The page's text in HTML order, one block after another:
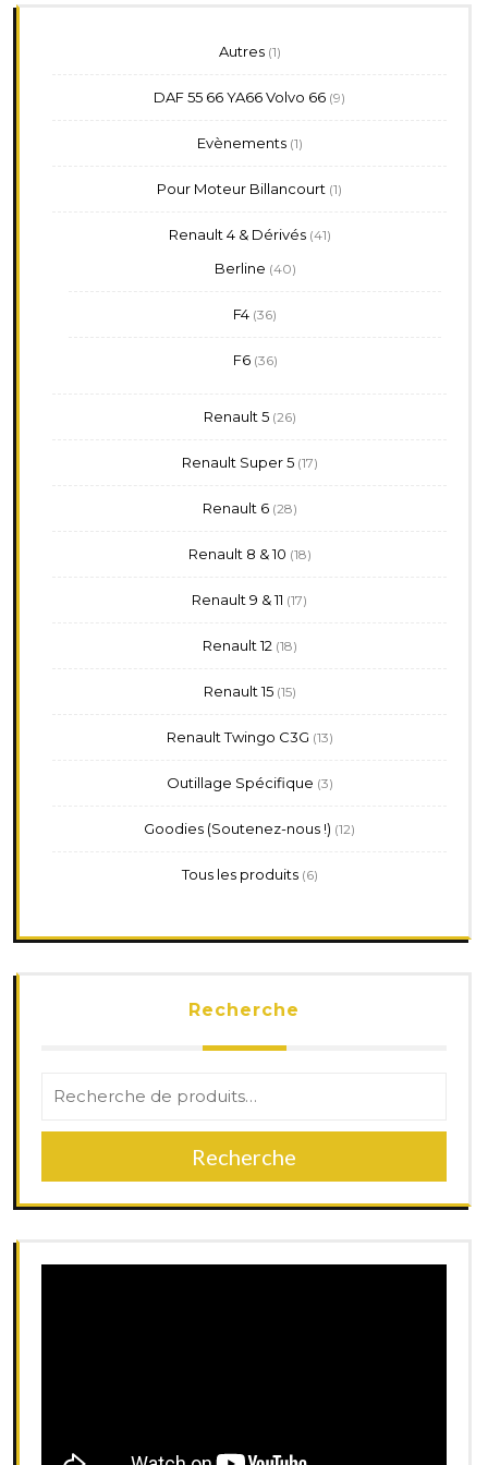
Autres 11
DAF 55 66 YA66 Volvo 66 99
Evènements 11
Pour Moteur Billancourt 11
Renault 4 & Dérivés 4141
Berline 4040
F4 3636
F6 3636
Renault 5 2626
Renault Super 5 1717
Renault 6 2828
Renault 8 & 10 1818
Renault 9 & 11 1717
Renault 12 1818
Renault 15 1515
Renault Twingo C3G 1313
Outillage Spécifique 33
Goodies (Soutenez-nous !) 1212
Tous les produits 66
Recherche
Recherche